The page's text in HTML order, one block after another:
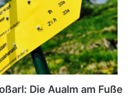
Die Aualm am Fuße